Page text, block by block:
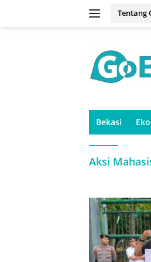
Tentang
Bekasi
Aksi